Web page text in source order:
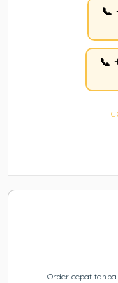
📞
📞
Order cepat